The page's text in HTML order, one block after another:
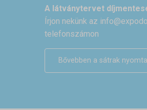
A látványtervet
Írjon nekünk az
telefonszámon
Bővebben a sátrak